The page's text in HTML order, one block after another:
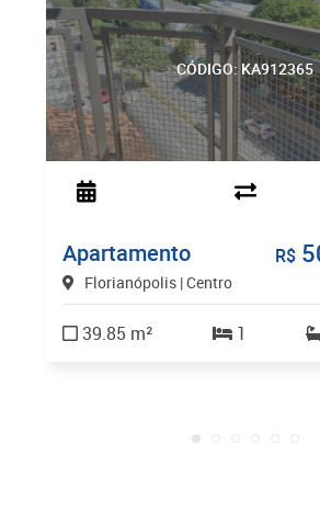
CÓDIGO: KA912365
Apartamento
Florianópolis | Centro
R$
39.85 m² 1